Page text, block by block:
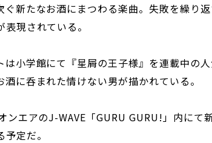
ぐ新たなお酒にまつわる楽曲。失敗を繰り
現されている。
は小学館にて『星屑の王子様』を連載中の
に呑まれた情けない男が描かれている。
ンエアのJ-WAVE「GURU GURU!」内にて
定だ。